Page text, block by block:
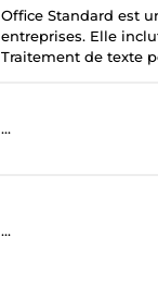
Office Standard est
entreprises. Elle
Traitement de texte
...
...